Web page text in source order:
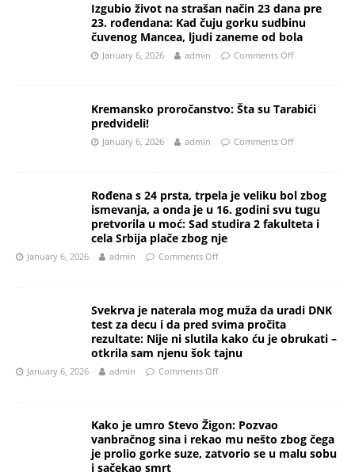
Izgubio život na strašan način 23 dana pre
23. rođendana: Kad čuju gorku sudbinu
čuvenog Mancea, ljudi zaneme od bola
January 6, 2026 admin Comments Off
Kremansko proročanstvo: Šta su Tarabići
predvideli!
January 6, 2026 admin Comments Off
Rođena s 24 prsta, trpela je veliku bol zbog
ismevanja, a onda je u 16. godini svu tugu
pretvorila u moć: Sad studira 2 fakulteta i
cela Srbija plače zbog nje
January 6, 2026 admin Comments Off
Svekrva je naterala mog muža da uradi DNK
test za decu i da pred svima pročita
rezultate: Nije ni slutila kako ću je obrukati –
otkrila sam njenu šok tajnu
January 6, 2026 admin Comments Off
Kako je umro Stevo Žigon: Pozvao
vanbračnog sina i rekao mu nešto zbog čega
je prolio gorke suze, zatvorio se u malu sobu
i sačekao smrt